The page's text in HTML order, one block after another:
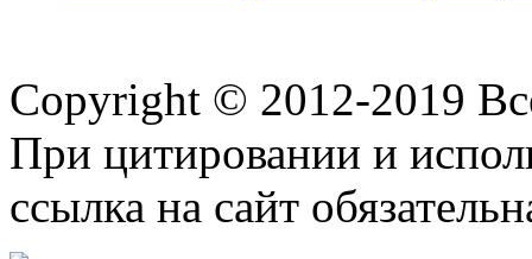
Copyright © 2012-2019
При цитировании и
ссылка на сайт